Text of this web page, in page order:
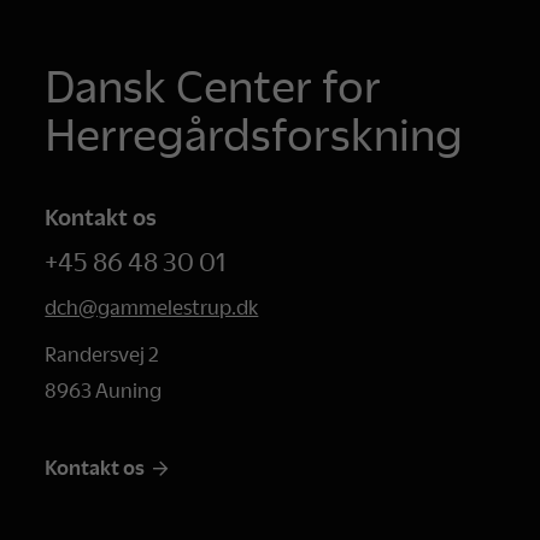
Dansk Center for
Herregårdsforskning
Kontakt os
+45 86 48 30 01
dch@gammelestrup.dk
Randersvej 2
8963 Auning
Kontakt os